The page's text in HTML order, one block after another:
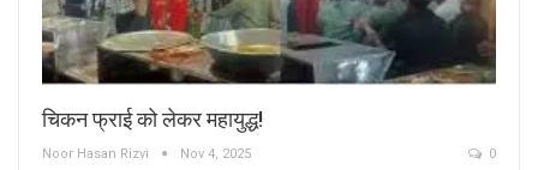
चिकन फ्राई को लेकर महायुद्ध!
Noor Hasan Rizvi Nov 4, 2025 0